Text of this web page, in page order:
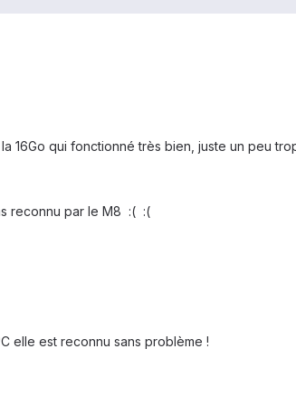
16Go qui fonctionné très bien, juste un peu
reconnu par le M8 :( :(
elle est reconnu sans problème !